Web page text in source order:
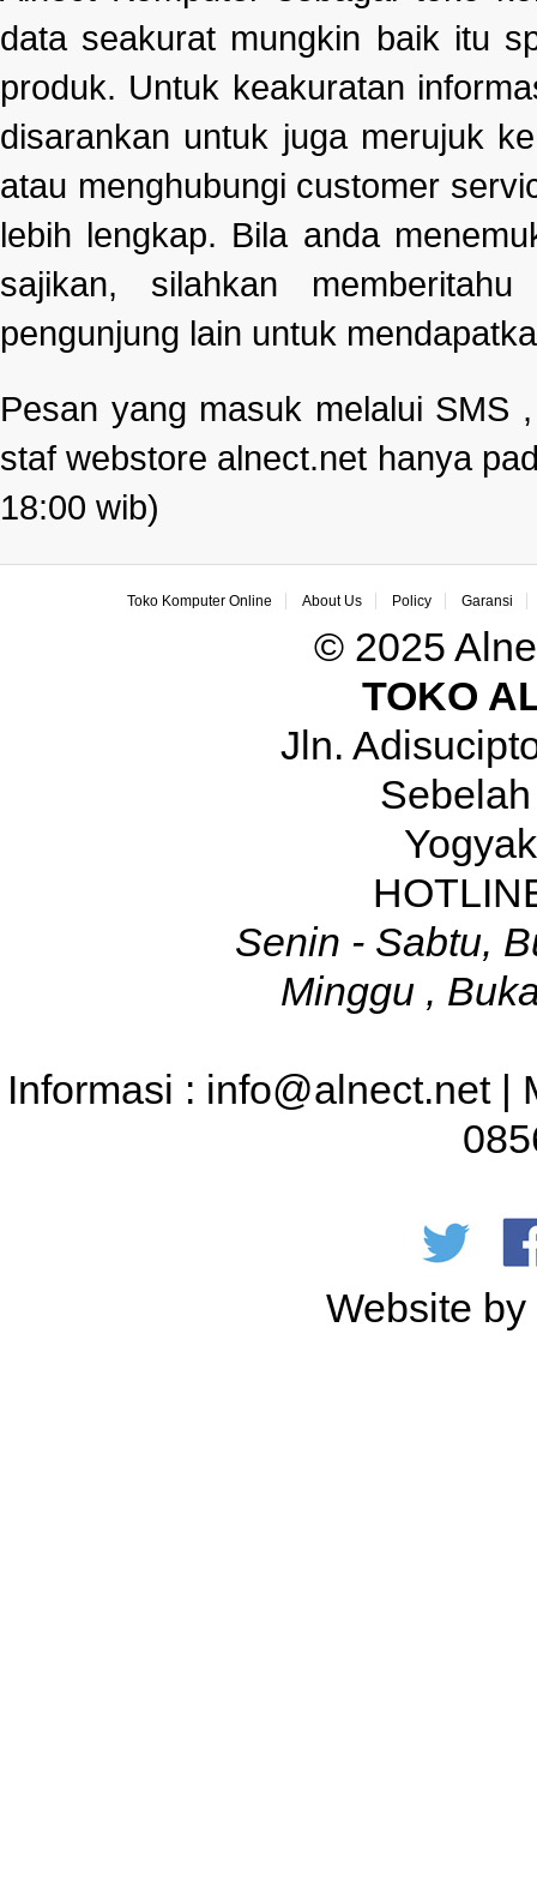
data seakurat mungkin baik itu
produk. Untuk keakuratan
disarankan untuk juga merujuk
atau menghubungi customer
lebih lengkap. Bila anda
sajikan, silahkan
pengunjung lain untuk
Pesan yang masuk melalui SMS
staf webstore alnect.net hanya
18:00 wib)
Toko Komputer Online About Us Policy Garansi
© 2025
TOKO
Jln.
Senin - Sabtu,
Minggu ,
Informasi : info@alnect.net |
Website by